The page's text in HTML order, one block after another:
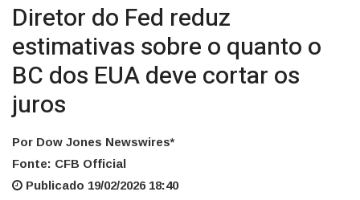
Diretor do Fed reduz
estimativas sobre o quanto o
BC dos EUA deve cortar os
juros
Por Dow Jones Newswires*
Fonte: CFB Official
Publicado 19/02/2026 18:40